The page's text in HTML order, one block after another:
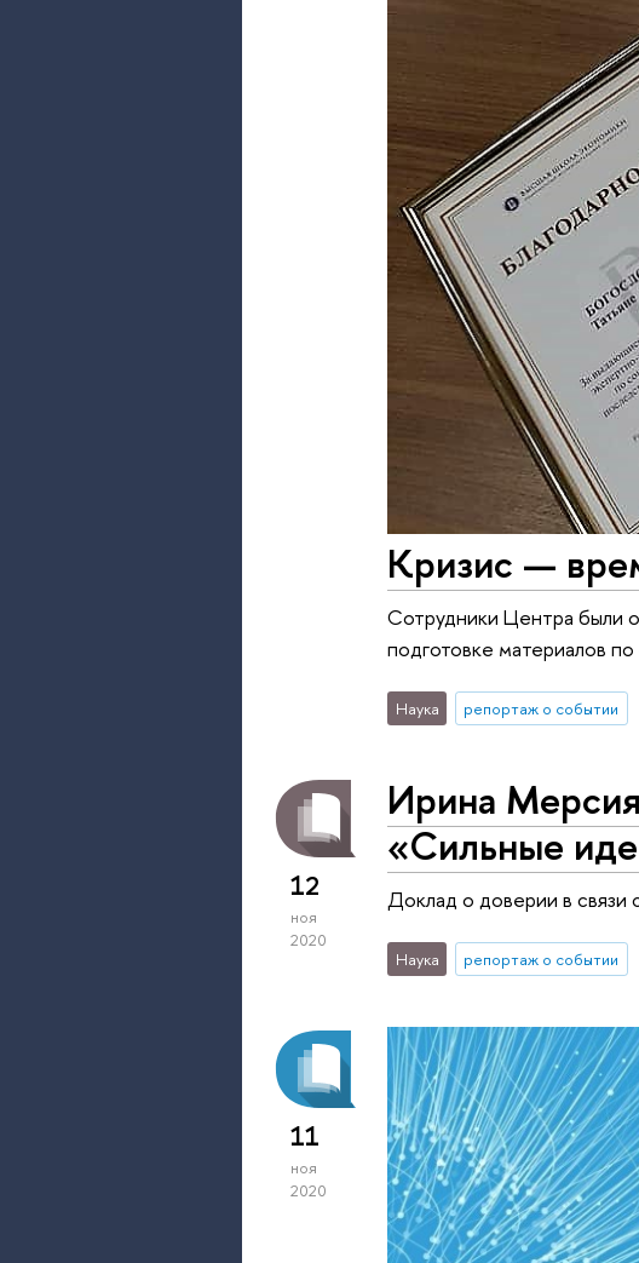
Кризис —
Сотрудники Центра были
подготовке материалов
Наука репортаж о событии
12
ноя
2020
Ирина
«Сильные
Доклад о доверии в связи
Наука репортаж о событии
11
ноя
2020